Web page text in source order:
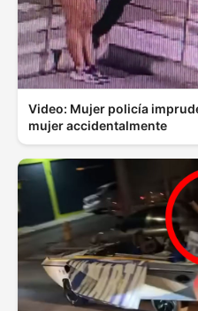
Video: Mujer policía
mujer accidentalmente